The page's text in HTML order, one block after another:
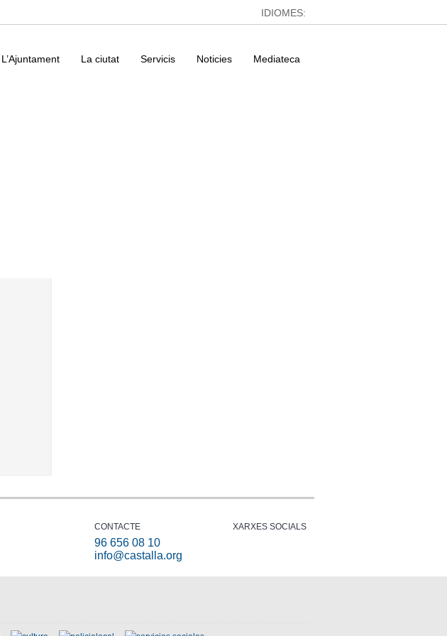
IDIOMES:
L’Ajuntament La ciutat Servicis Noticies Mediateca
CONTACTE
96 656 08 10
info@castalla.org
XARXES SOCIALS